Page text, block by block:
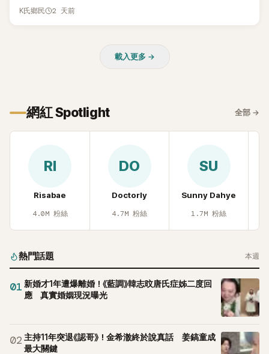
青澀往事，也首度聊起當年鬧得沸沸揚揚的緋聞，讓東海忍不
K氏鄉民 2 天前
載入更多 →
網紅 Spotlight 全部 →
RI
Risabae
4.0M 粉絲
DO
Doctorly
4.7M 粉絲
SU
Sunny Dahye
1.7M 粉絲
熱門話題 本週
01 新婚才1年遭爆離婚！《藍調》韓志旼唐氏症姊二度回
應 真實婚姻現況曝光
02 主持11年突退《認哥》！金希澈終於說真話 姜鎬童成
最大關鍵